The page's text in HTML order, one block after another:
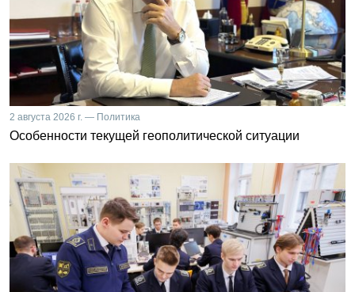
2 августа 2026 г. — Политика
Особенности текущей геополитической ситуации